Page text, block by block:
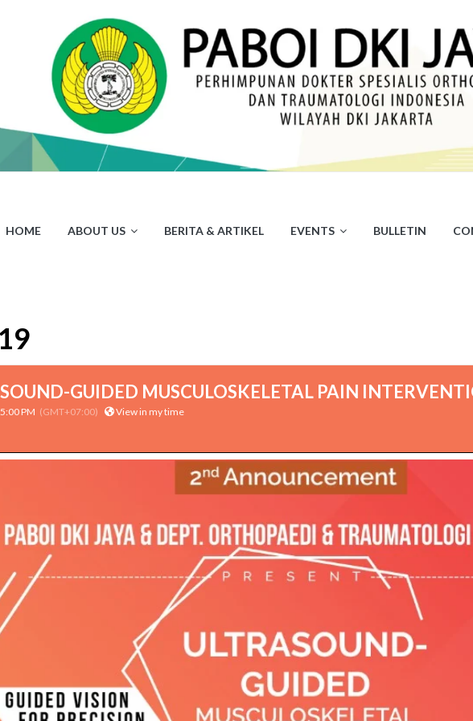
HOME ABOUT US BERITA & ARTIKEL EVENTS BULLETIN
GUIDED MUSCULOSKELETAL PAIN
PM (GMT+07:00) View in my time